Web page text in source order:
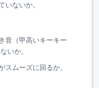
いないか。
音（甲高いキーキー
いか。
スムーズに回るか。